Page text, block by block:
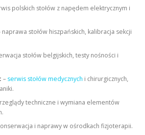
polskich stołów z napędem elektrycznym i
naprawa stołów hiszpańskich, kalibracja sekcji
stołów belgijskich, testy nośności i
– serwis stołów medycznych i chirurgicznych,
techniczne i wymiana elementów
i naprawy w ośrodkach fizjoterapii.